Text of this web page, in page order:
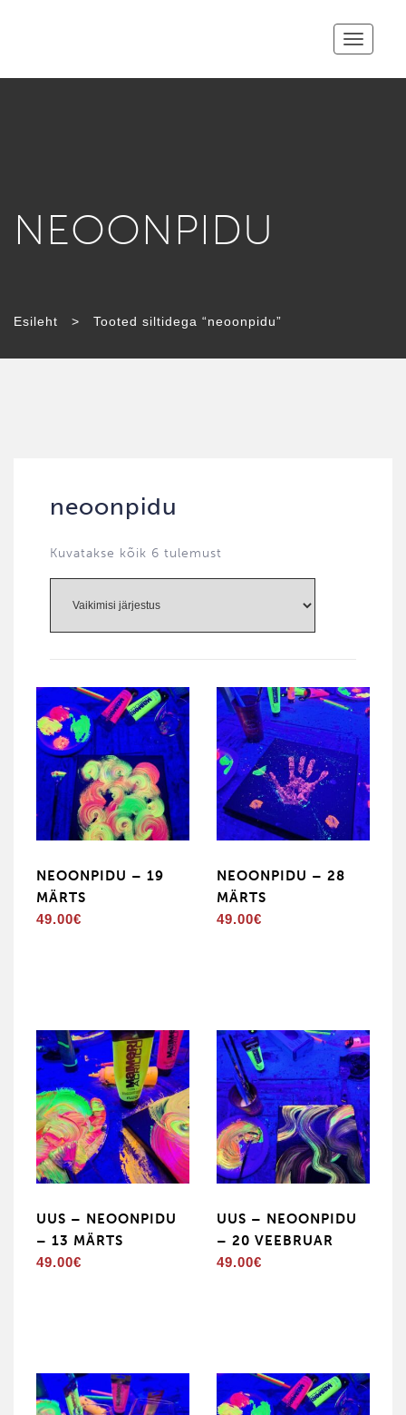
Toggle
NEOONPIDU
Esileht > Tooted siltidega “neoonpidu”
neoonpidu
Kuvatakse kõik 6 tulemust
NEOONPIDU – 19
MÄRTS
49.00€
NEOONPIDU – 28
MÄRTS
49.00€
UUS – NEOONPIDU
– 13 MÄRTS
49.00€
UUS – NEOONPIDU
– 20 VEEBRUAR
49.00€